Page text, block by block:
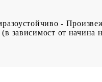
-
зависимост от начина